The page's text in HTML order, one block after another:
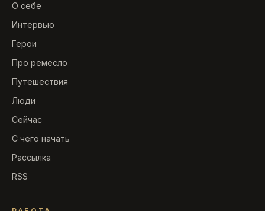
О себе
Интервью
Герои
Про ремесло
Путешествия
Люди
Сейчас
С чего начать
Рассылка
RSS